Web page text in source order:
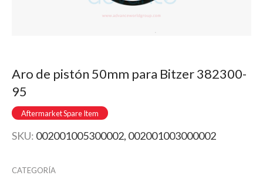
Aro de pistón 50mm para Bitzer 382300-
95
Aftermarket Spare Item
SKU: 002001005300002, 002001003000002
CATEGORÍA